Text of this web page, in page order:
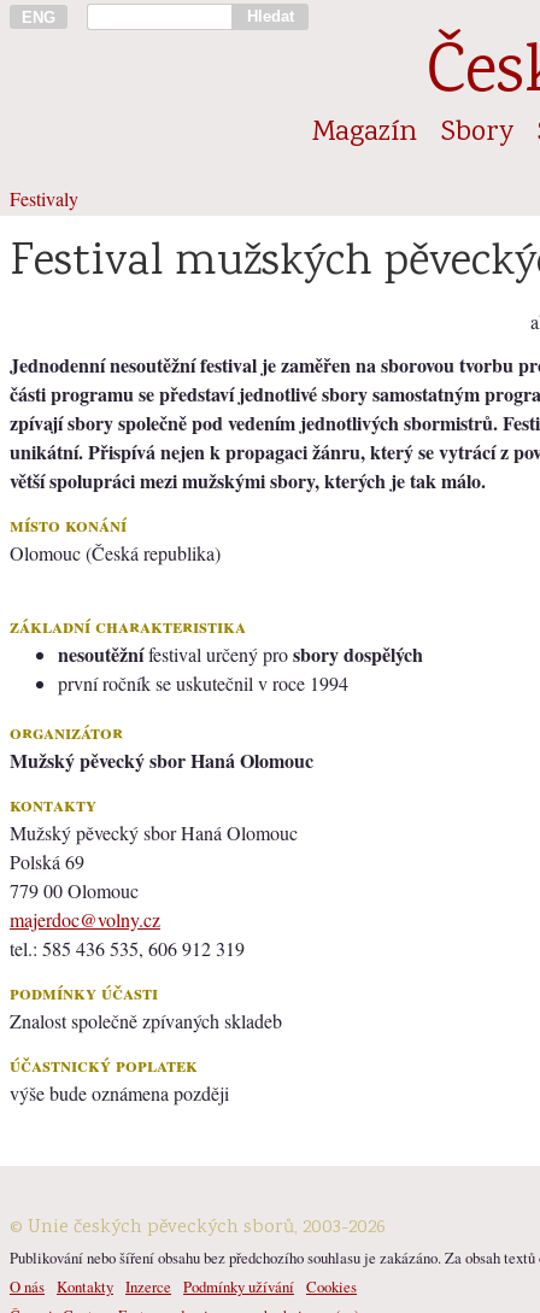
ENG Hledat
Magazín Sbory
Festivaly
Festival mužských
Jednodenní nesoutěžní festival je zaměřen na sborovou tvorbu
části programu se představí jednotlivé sbory samostatným
zpívají sbory společně pod vedením jednotlivých sbormistrů.
unikátní. Přispívá nejen k propagaci žánru, který se vytrácí z
větší spolupráci mezi mužskými sbory, kterých je tak málo.
místo konání
Olomouc (Česká republika)
základní charakteristika
nesoutěžnífestival určený prosbory dospělých
první ročník se uskutečnil v roce 1994
organizátor
Mužský pěvecký sbor Haná Olomouc
kontakty
Mužský pěvecký sbor Haná Olomouc
Polská 69
779 00 Olomouc
majerdoc@volny.cz
tel.: 585 436 535, 606 912 319
podmínky účasti
Znalost společně zpívaných skladeb
účastnický poplatek
výše bude oznámena později
© Unie českých pěveckých sborů, 2003-2026
Publikování nebo šíření obsahu bez předchozího souhlasu je zakázáno. Za obsah
O nás Kontakty Inzerce Podmínky užívání Cookies